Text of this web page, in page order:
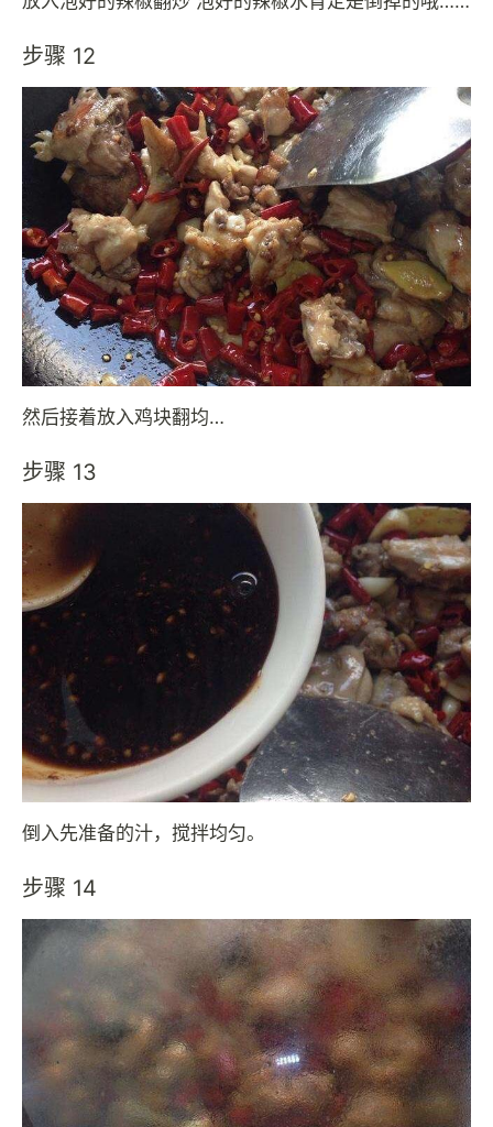
步骤 12
然后接着放入鸡块翻均…
步骤 13
倒入先准备的汁，搅拌均匀。
步骤 14